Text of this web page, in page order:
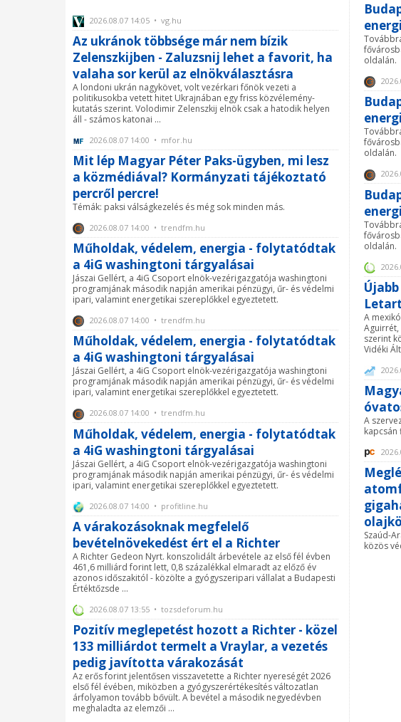
2026.08.07 14:05 • vg.hu
Az ukránok többsége már nem bízik
Zelenszkijben - Zaluzsnij lehet a favorit, ha
valaha sor kerül az elnökválasztásra
A londoni ukrán nagykövet, volt vezérkari főnök vezeti a
politikusokba vetett hitet Ukrajnában egy friss közvélemény-
kutatás szerint. Volodimir Zelenszkij elnök csak a hatodik helyen
áll - számos katonai ...
2026.08.07 14:00 • mfor.hu
Mit lép Magyar Péter Paks-ügyben, mi lesz
a közmédiával? Kormányzati tájékoztató
percről percre!
Témák: paksi válságkezelés és még sok minden más.
2026.08.07 14:00 • trendfm.hu
Műholdak, védelem, energia - folytatódtak
a 4iG washingtoni tárgyalásai
Jászai Gellért, a 4iG Csoport elnök-vezérigazgatója washingtoni
programjának második napján amerikai pénzügyi, űr- és védelmi
ipari, valamint energetikai szereplőkkel egyeztetett.
2026.08.07 14:00 • trendfm.hu
Műholdak, védelem, energia - folytatódtak
a 4iG washingtoni tárgyalásai
Jászai Gellért, a 4iG Csoport elnök-vezérigazgatója washingtoni
programjának második napján amerikai pénzügyi, űr- és védelmi
ipari, valamint energetikai szereplőkkel egyeztetett.
2026.08.07 14:00 • trendfm.hu
Műholdak, védelem, energia - folytatódtak
a 4iG washingtoni tárgyalásai
Jászai Gellért, a 4iG Csoport elnök-vezérigazgatója washingtoni
programjának második napján amerikai pénzügyi, űr- és védelmi
ipari, valamint energetikai szereplőkkel egyeztetett.
2026.08.07 14:00 • profitline.hu
A várakozásoknak megfelelő
bevételnövekedést ért el a Richter
A Richter Gedeon Nyrt. konszolidált árbevétele az első fél évben
461,6 milliárd forint lett, 0,8 százalékkal elmaradt az előző év
azonos időszakitól - közölte a gyógyszeripari vállalat a Budapesti
Értéktőzsde ...
2026.08.07 13:55 • tozsdeforum.hu
Pozitív meglepetést hozott a Richter - közel
133 milliárdot termelt a Vraylar, a vezetés
pedig javította várakozását
Az erős forint jelentősen visszavetette a Richter nyereségét 2026
első fél évében, miközben a gyógyszerértékesítés változatlan
árfolyamon tovább bővült. A bevétel a második negyedévben
meghaladta az elemzői ...
oldalán.
oldalán.
oldalán.
A
Aguirrét,
szerint
Vidéki
A
kapcsán
Szaúd-
közös